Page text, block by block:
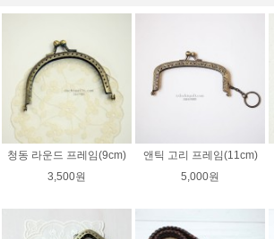
청동 라운드 프레임(9cm)
3,500원
앤틱 고리 프레임(11cm)
5,000원